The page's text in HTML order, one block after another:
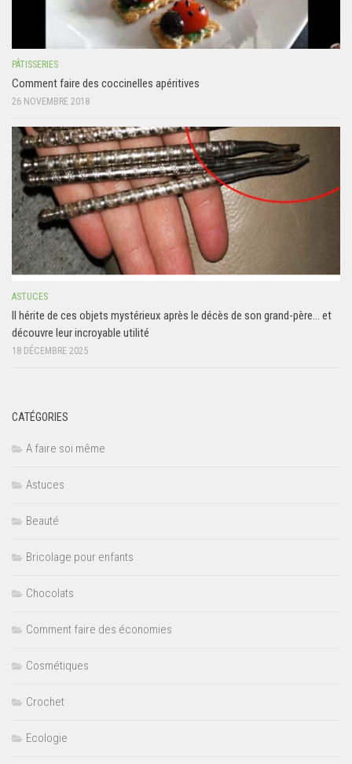
PÂTISSERIES
Comment faire des coccinelles apéritives
26 NOVEMBRE 2018
ASTUCES
Il hérite de ces objets mystérieux après le décès de son grand-père… et
découvre leur incroyable utilité
18 DÉCEMBRE 2025
CATÉGORIES
A faire soi même
Astuces
Beauté
Bricolage pour enfants
Chocolats
Comment faire des économies
Cosmétiques
Crochet
Ecologie